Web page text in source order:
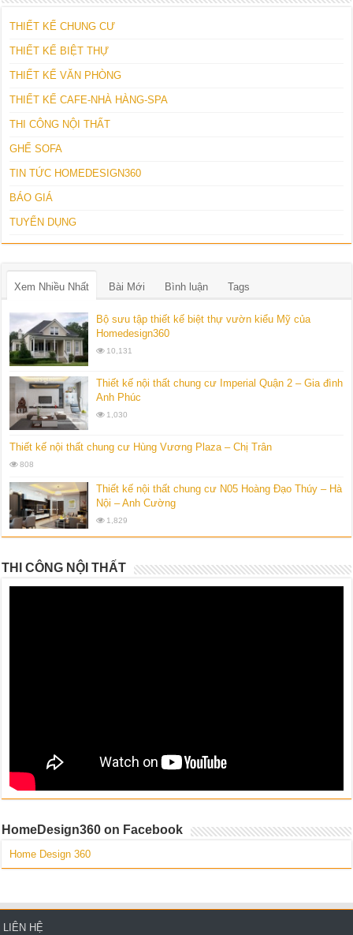
THIẾT KẾ CHUNG CƯ
THIẾT KẾ BIỆT THỰ
THIẾT KẾ VĂN PHÒNG
THIẾT KẾ CAFE-NHÀ HÀNG-SPA
THI CÔNG NỘI THẤT
GHẾ SOFA
TIN TỨC HOMEDESIGN360
BÁO GIÁ
TUYỂN DỤNG
Xem Nhiều Nhất Bài Mới Bình luận Tags
Bộ sưu tập thiết kế biệt thự vườn kiểu Mỹ của
Homedesign360
10,131
Thiết kế nội thất chung cư Imperial Quận 2 – Gia đình
Anh Phúc
1,030
Thiết kế nội thất chung cư Hùng Vương Plaza – Chị Trân
808
Thiết kế nội thất chung cư N05 Hoàng Đạo Thúy – Hà
Nội – Anh Cường
1,829
Ninh
4,416
69
THI CÔNG NỘI THẤT
HomeDesign360 on Facebook
Home Design 360
LIÊN HỆ